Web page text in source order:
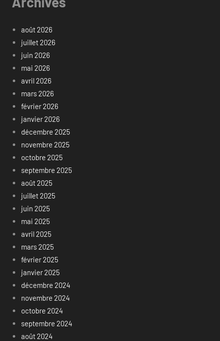
août 2026
juillet 2026
juin 2026
mai 2026
avril 2026
mars 2026
février 2026
janvier 2026
décembre 2025
novembre 2025
octobre 2025
septembre 2025
août 2025
juillet 2025
juin 2025
mai 2025
avril 2025
mars 2025
février 2025
janvier 2025
décembre 2024
novembre 2024
octobre 2024
septembre 2024
août 2024